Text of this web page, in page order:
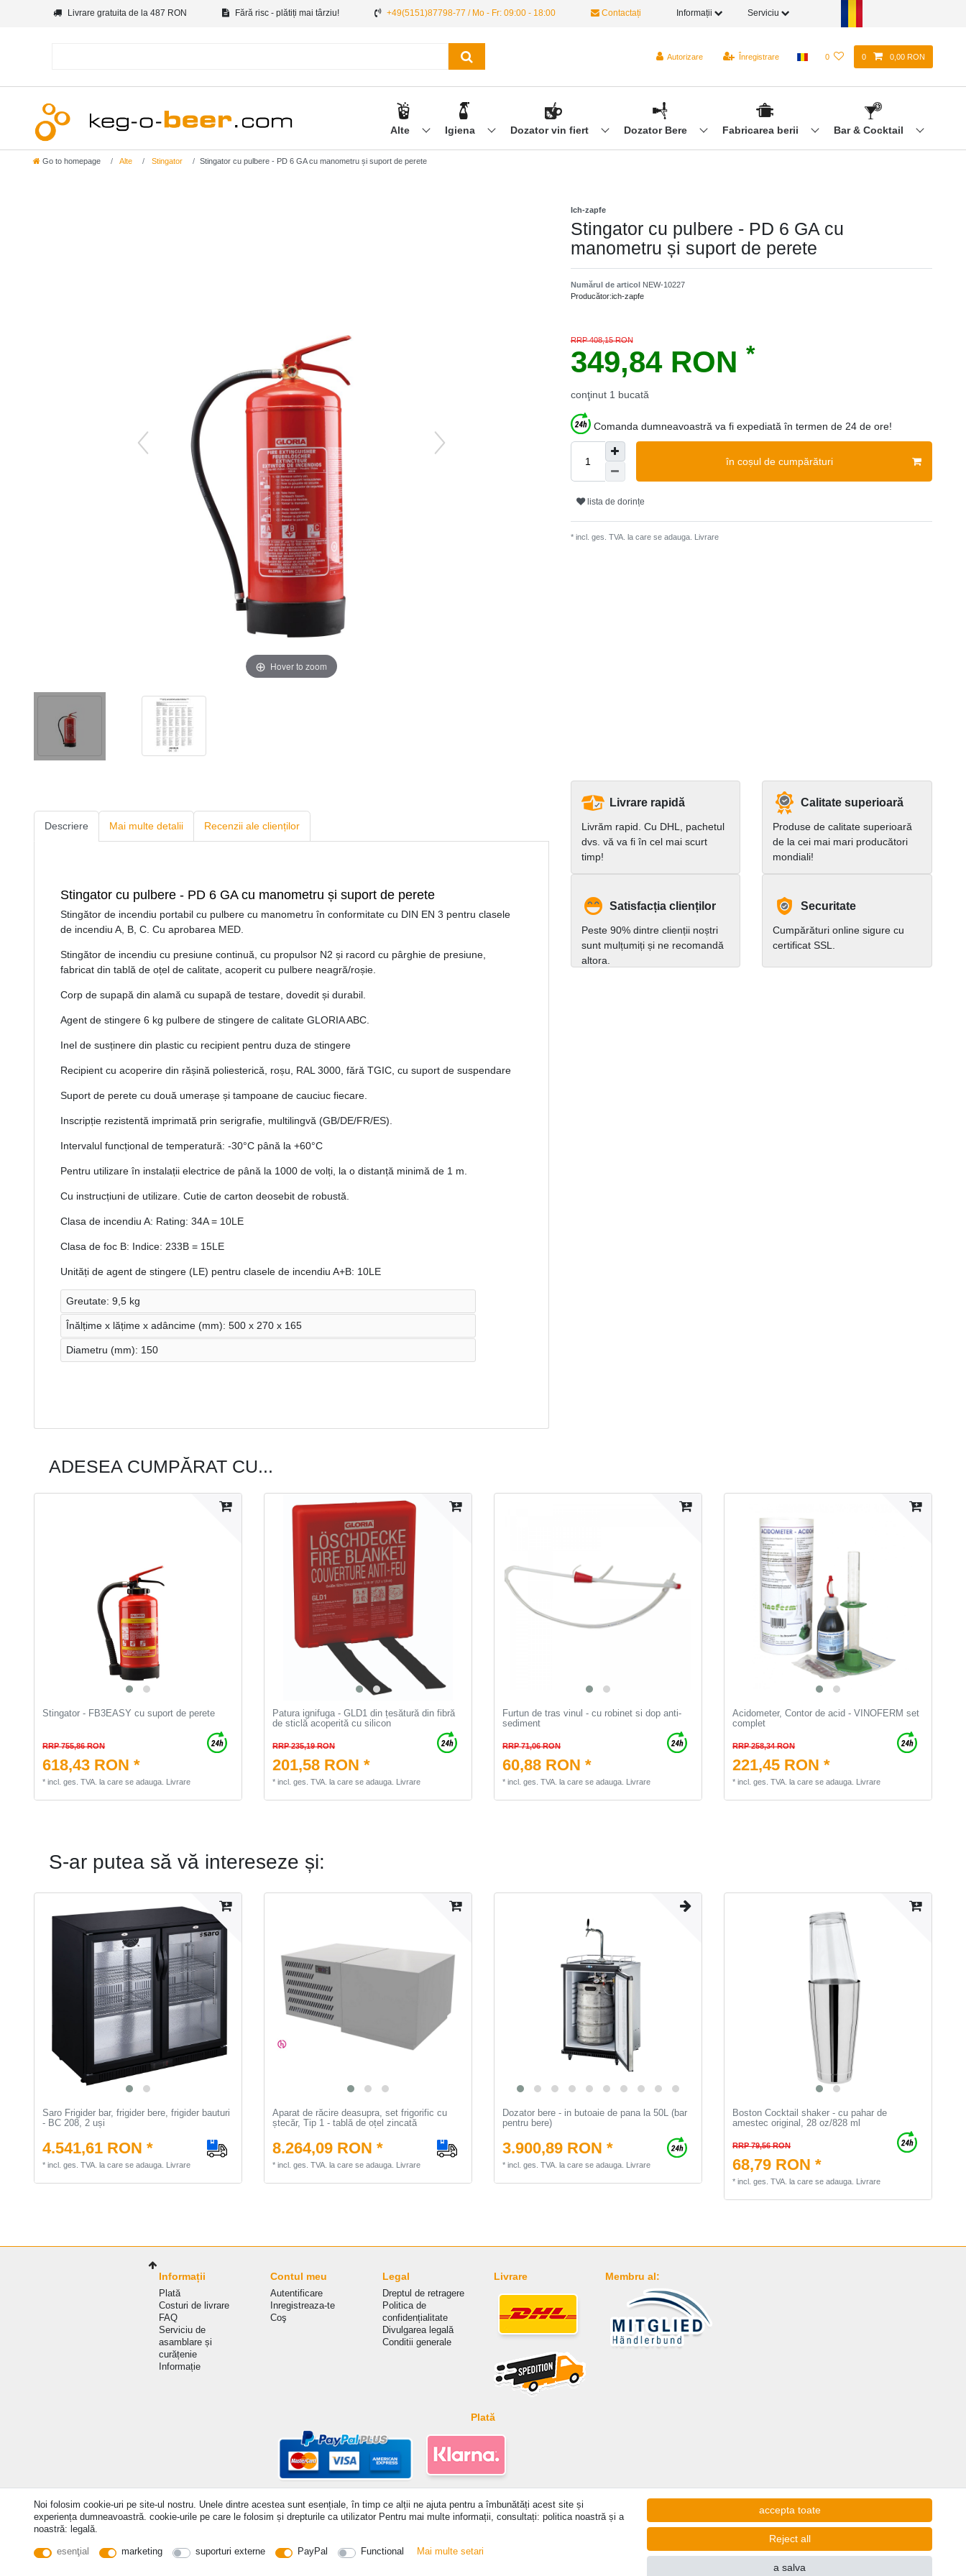
Livrare gratuita de la 487 RON Fără risc - plătiți mai târziu! +49(5151)87798-77 / Mo - Fr: 09:00 - 18:00 Contactați Informații Serviciu
Autorizare Înregistrare 0 0 0,00 RON
Alte Igiena Dozator vin fiert Dozator Bere Fabricarea berii Bar & Cocktail
Go to homepage Alte Stingator Stingator cu pulbere - PD 6 GA cu manometru și suport de perete
Hover to zoom
Ich-zapfe
Stingator cu pulbere - PD 6 GA cu
manometru și suport de perete
Numărul de articol NEW-10227
Producător:ich-zapfe
RRP 408,15 RON
349,84 RON *
conţinut 1 bucată
Comanda dumneavoastră va fi expediată în termen de 24 de ore!
în coșul de cumpărături
lista de dorințe
* incl. ges. TVA. la care se adauga. Livrare
Descriere Mai multe detalii Recenzii ale clienților
Stingator cu pulbere - PD 6 GA cu manometru și suport de perete
Stingător de incendiu portabil cu pulbere cu manometru în conformitate cu DIN EN 3 pentru clasele
de incendiu A, B, C. Cu aprobarea MED.
Stingător de incendiu cu presiune continuă, cu propulsor N2 și racord cu pârghie de presiune,
fabricat din tablă de oțel de calitate, acoperit cu pulbere neagră/roșie.
Corp de supapă din alamă cu supapă de testare, dovedit și durabil.
Agent de stingere 6 kg pulbere de stingere de calitate GLORIA ABC.
Inel de susținere din plastic cu recipient pentru duza de stingere
Recipient cu acoperire din rășină poliesterică, roșu, RAL 3000, fără TGIC, cu suport de suspendare
Suport de perete cu două umerașe și tampoane de cauciuc fiecare.
Inscripție rezistentă imprimată prin serigrafie, multilingvă (GB/DE/FR/ES).
Intervalul funcțional de temperatură: -30°C până la +60°C
Pentru utilizare în instalații electrice de până la 1000 de volți, la o distanță minimă de 1 m.
Cu instrucțiuni de utilizare. Cutie de carton deosebit de robustă.
Clasa de incendiu A: Rating: 34A = 10LE
Clasa de foc B: Indice: 233B = 15LE
Unități de agent de stingere (LE) pentru clasele de incendiu A+B: 10LE
Greutate: 9,5 kg
Înălțime x lățime x adâncime (mm): 500 x 270 x 165
Diametru (mm): 150
Livrare rapidă
Livrăm rapid. Cu DHL, pachetul
dvs. vă va fi în cel mai scurt
timp!
Calitate superioară
Produse de calitate superioară
de la cei mai mari producători
mondiali!
Satisfacția clienților
Peste 90% dintre clienții noștri
sunt mulțumiți și ne recomandă
altora.
Securitate
Cumpărături online sigure cu
certificat SSL.
ADESEA CUMPĂRAT CU...
Stingator - FB3EASY cu suport de perete
RRP 755,86 RON
618,43 RON *
*incl. ges. TVA. la care se adauga. Livrare
Patura ignifuga - GLD1 din țesătură din fibră
de sticlă acoperită cu silicon
RRP 235,19 RON
201,58 RON *
*incl. ges. TVA. la care se adauga. Livrare
Furtun de tras vinul - cu robinet si dop anti-
sediment
RRP 71,06 RON
60,88 RON *
*incl. ges. TVA. la care se adauga. Livrare
Acidometer, Contor de acid - VINOFERM set
complet
RRP 258,34 RON
221,45 RON *
*incl. ges. TVA. la care se adauga. Livrare
S-ar putea să vă intereseze și:
Saro Frigider bar, frigider bere, frigider bauturi
- BC 208, 2 uși
4.541,61 RON *
*incl. ges. TVA. la care se adauga. Livrare
Aparat de răcire deasupra, set frigorific cu
ștecăr, Tip 1 - tablă de oțel zincată
8.264,09 RON *
*incl. ges. TVA. la care se adauga. Livrare
Dozator bere - in butoaie de pana la 50L (bar
pentru bere)
3.900,89 RON *
*incl. ges. TVA. la care se adauga. Livrare
Boston Cocktail shaker - cu pahar de
amestec original, 28 oz/828 ml
RRP 79,56 RON
68,79 RON *
*incl. ges. TVA. la care se adauga. Livrare
Informații
Plată
Costuri de livrare
FAQ
Serviciu de
asamblare și
curățenie
Informație
Contul meu
Autentificare
Inregistreaza-te
Coş
Legal
Dreptul de retragere
Politica de
сonfidențialitate
Divulgarea legală
Conditii generale
Livrare Membru al:
Plată
© Copyright 2026 | Toate drepturile rezervate. - Prices incl. VAT. 19% VAT Basic prices see article detail | * Applies to deliveries to the UK!
Noi folosim cookie-uri pe site-ul nostru. Unele dintre acestea sunt esențiale, în timp ce alții ne ajuta pentru a îmbunătăți acest site și
experiența dumneavoastră. cookie-urile pe care le folosim și drepturile ca utilizator Pentru mai multe informații, consultați: politica noastră și a
noastră: legală.
esenţial marketing suporturi externe PayPal Functional Mai multe setari
accepta toate
Reject all
a salva